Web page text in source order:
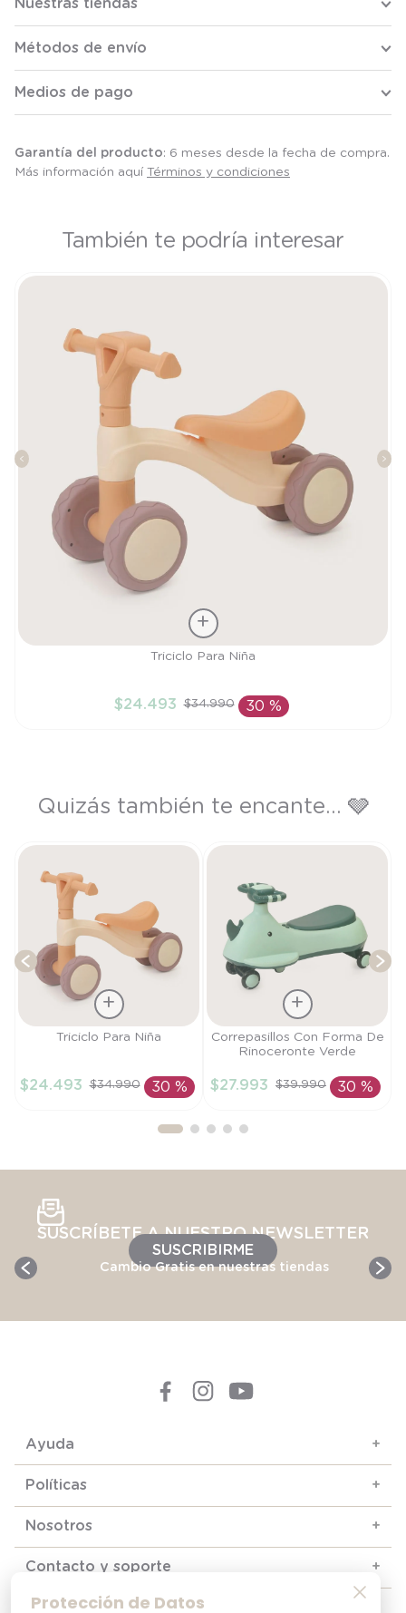
Protección de Datos
Nuestras tiendas
Métodos de envío
Medios de pago
Garantía del producto: 6 meses desde la fecha de compra.
Más información aquí Términos y condiciones
También te podría interesar
AÑADIR AL CARRITO
Triciclo Para Niña
$24.493 $34.990 30 %
Quizás también te encante... 🩶
Triciclo Para Niña
$24.493 $34.990 30 %
Talla
AÑADIR AL
Correpasillos Con Forma De
Rinoceronte Verde
$27.993 $39.990 30 %
SUSCRÍBETE A NUESTRO NEWSLETTER
SUSCRIBIRME
Cambio Gratis en nuestras tiendas
Ayuda +
Políticas +
Nosotros +
Contacto y soporte +